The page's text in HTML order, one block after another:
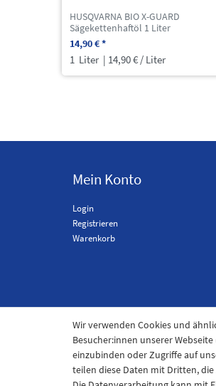
HUSQVARNA BIO X-GUARD
Sägekettenhaftöl 1 Liter
14,90 € *
1 Liter | 14,90 € / Liter
Mein Konto
Login
Registrieren
Warenkorb
Wir verwenden Cookies und
Besucher:innen unserer
einzubinden oder Zugriffe auf
teilen diese Daten mit Dritten,